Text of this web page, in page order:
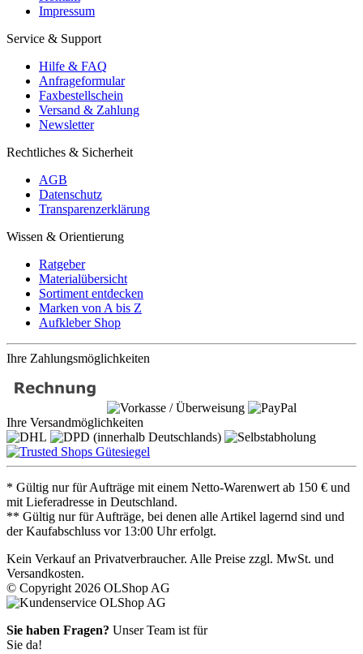
Impressum
Service & Support
Hilfe & FAQ
Anfrageformular
Faxbestellschein
Versand & Zahlung
Newsletter
Rechtliches & Sicherheit
AGB
Datenschutz
Transparenzerklärung
Wissen & Orientierung
Ratgeber
Materialübersicht
Sortiment entdecken
Marken von A bis Z
Aufkleber Shop
Ihre Zahlungsmöglichkeiten
Ihre Versandmöglichkeiten
* Gültig nur für Aufträge mit einem Netto-Warenwert ab 150 € und
mit Lieferadresse in Deutschland.
** Gültig nur für Aufträge, bei denen alle Artikel lagernd sind und
der Kaufabschluss vor 13:00 Uhr erfolgt.
Kein Verkauf an Privatverbraucher. Alle Preise zzgl. MwSt. und
Versandkosten.
© Copyright 2026 OLShop AG
Sie haben Fragen? Unser Team ist für
Sie da!